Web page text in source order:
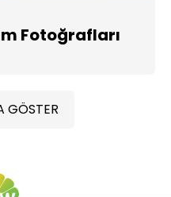
Fotoğrafları
GÖSTER